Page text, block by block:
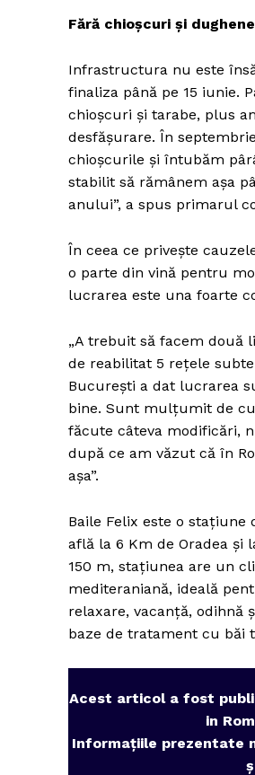
Fără chioșcuri și dughene
Infrastructura nu este
finaliza până pe 15 iunie.
chioșcuri și tarabe, plus
desfășurare. În
chioșcurile și întubăm
stabilit să rămânem așa
anului”, a spus primarul
În ceea ce privește
o parte din vină pentru
lucrarea este una foarte
„A trebuit să facem două
de reabilitat 5 rețele
București a dat lucrarea
bine. Sunt mulțumit de
făcute câteva modificări,
după ce am văzut că în
așa”.
Baile Felix este o
află la 6 Km de Oradea și
150 m, stațiunea are un
mediteraniană, ideală
relaxare, vacanță, odihnă
baze de tratament cu băi
Acest articol a fost
in
Informațiile prezentate